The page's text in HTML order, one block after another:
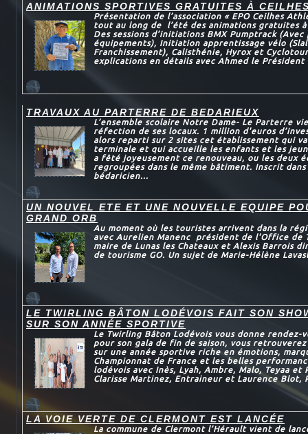
ANIMATIONS SPORTIVES GRATUITES À
Présentation de l’association « EPO Ceilhes
tout au long de l’été des animations gratuites à
Des sessions d’initiations BMX Pumptrack
équipements), Initiation apprentissage vélo
Franchissement), Calisthénie, Hyrox et
explications en détails avec Ahmed le Président
TRAVAUX AU PARTERRE DE BEDARIEUX
L’ensemble scolaire Notre Dame- Le Parterre
réfection de ses locaux. 1 million d'euros
alors reparti sur 2 sites cet établissement qui
terminale et qui accueille les enfants et les
a fêté joyeusement ce renouveau, ou les deux
regroupées dans le même bâtiment. Inscrit dans
bédaricien...
UN NOUVEL ETE ET UNE NOUVELLE EQUIPE
GRAND ORB
Au moment où les touristes arrivent dans la
avec Aurelien Manenc président de l'Office de
maire de Lunas les Chateaux et Alexis Barrois
de tourisme GO. Un sujet de Marie-Hélène
LE TWIRLING BÂTON LODÉVOIS FAIT SON
SUR SON ANNÉE SPORTIVE
Le Twirling Bâton Lodévois vous donne rendez-
pour son gala de fin de saison, vous
sur une année sportive riche en émotions,
Championnat de France et les belles
lodévois avec Inès, Lyah, Ambre, Malo, Teyaa et
Clarisse Martinez, Entraineur et Laurence Blot,
LA VOIE VERTE DE CLERMONT EST LANCÉE
La commune de Clermont l’Hérault vient de